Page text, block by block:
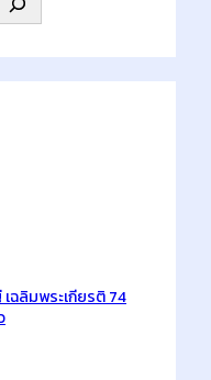
ฉลิมพระเกียรติ 74